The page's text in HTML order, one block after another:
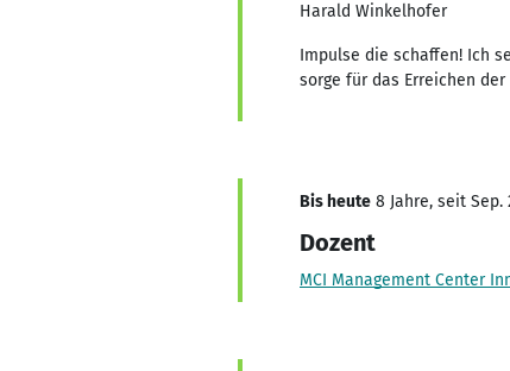
Harald Winkelhofer
Impulse die schaffen! Ich
sorge für das Erreichen
Bis heute 8 Jahre, seit Sep.
Dozent
MCI Management Center